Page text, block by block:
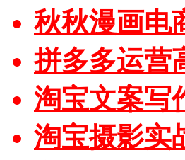
秋秋漫画电
拼多多运营
淘宝文案写
淘宝摄影实